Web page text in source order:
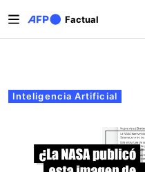
Factual
Solapas
Inteligencia Artificial